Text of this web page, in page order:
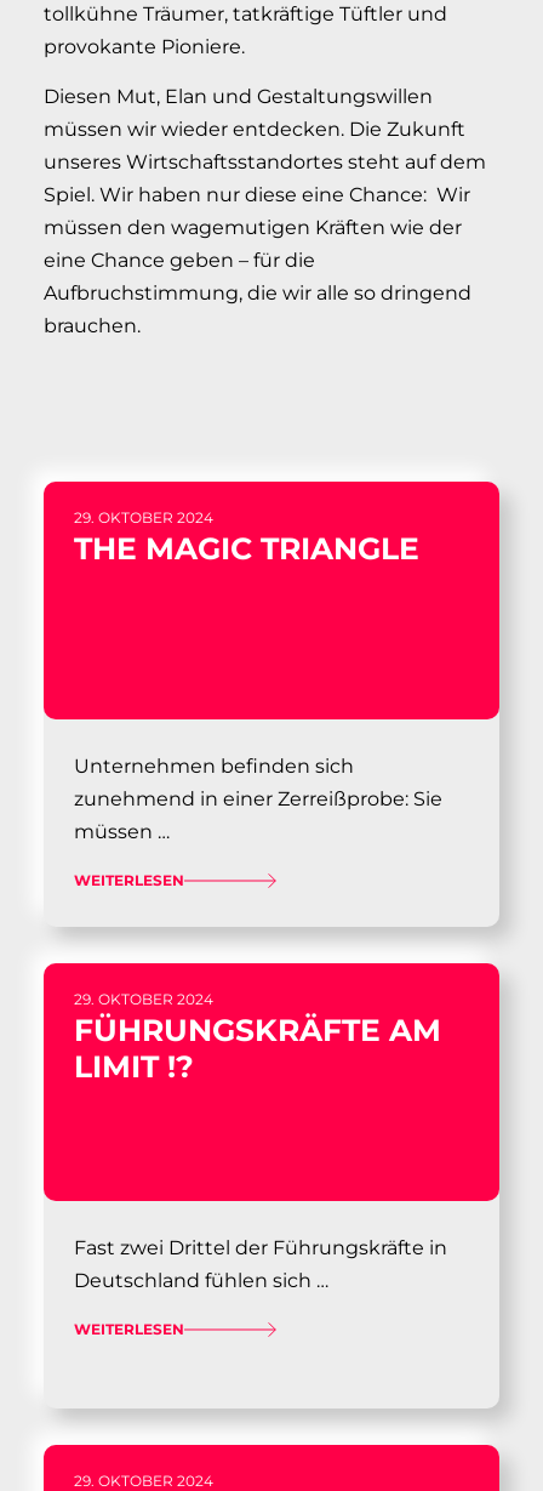
tollkühne Träumer, tatkräftige Tüftler und
provokante Pioniere.
Diesen Mut, Elan und Gestaltungswillen
müssen wir wieder entdecken. Die Zukunft
unseres Wirtschaftsstandortes steht auf dem
Spiel. Wir haben nur diese eine Chance: Wir
müssen den wagemutigen Kräften wie der
eine Chance geben – für die
Aufbruchstimmung, die wir alle so dringend
brauchen.
29. OKTOBER 2024
THE MAGIC TRIANGLE
Unternehmen befinden sich
zunehmend in einer Zerreißprobe: Sie
müssen …
WEITERLESEN
29. OKTOBER 2024
FÜHRUNGSKRÄFTE AM
LIMIT !?
Fast zwei Drittel der Führungskräfte in
Deutschland fühlen sich …
WEITERLESEN
29. OKTOBER 2024